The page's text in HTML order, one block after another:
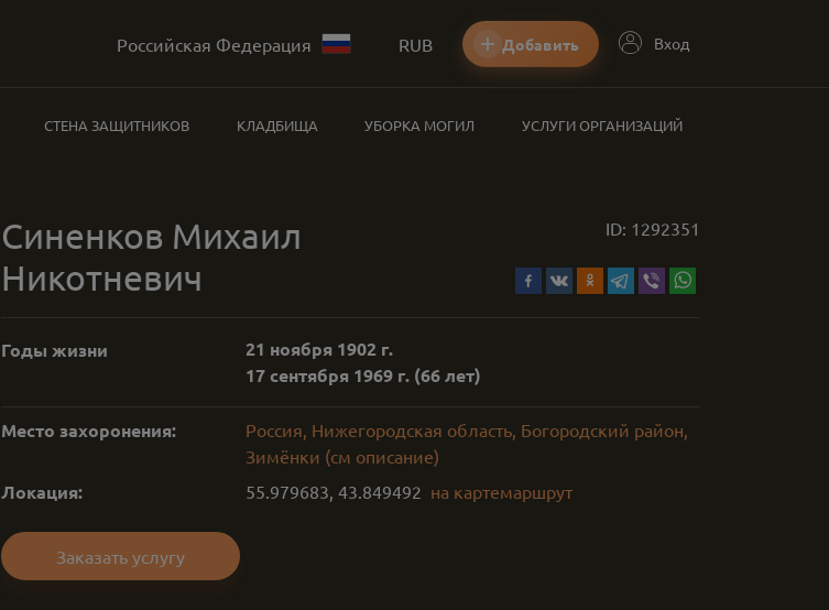
Российская Федерация RUB Добавить Вход
СТЕНА ЗАЩИТНИКОВ КЛАДБИЩА УБОРКА МОГИЛ УСЛУГИ ОРГАНИЗАЦИЙ
Синенков Михаил
Никотневич
ID: 1292351
Годы жизни
21 ноября 1902 г.
17 сентября 1969 г. (66 лет)
Место захоронения:
Россия, Нижегородская область, Богородский район,
Зимёнки (см описание)
Локация: 55.979683, 43.849492 на картемаршрут
Заказать услугу